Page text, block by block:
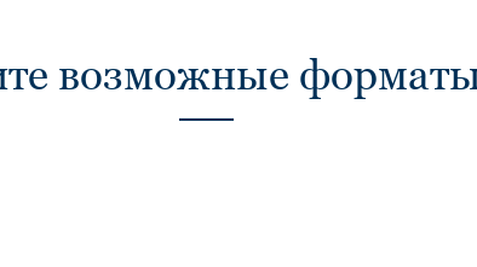
возможные